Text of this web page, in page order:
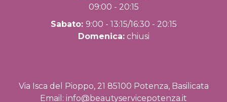
09:00 - 20:15
Sabato: 9:00 - 13:15/16:30 - 20:15
Domenica:chiusi
Via Isca del Pioppo, 21 85100 Potenza, Basilicata
Email: info@beautyservicepotenza.it